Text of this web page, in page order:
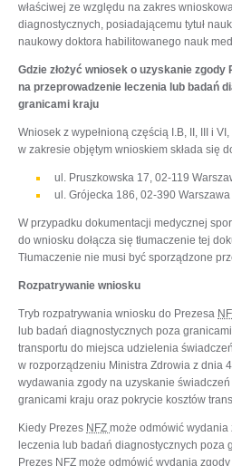
właściwej ze względu na zakres
diagnostycznych, posiadającemu tytuł
naukowy doktora habilitowanego nauk
Gdzie złożyć wniosek o uzyskanie zgody
na przeprowadzenie leczenia lub badań
granicami kraju
Wniosek z wypełnioną częścią I.B, II, III i
w zakresie objętym wnioskiem składa się
ul. Pruszkowska 17, 02-119
ul. Grójecka 186, 02-390 Warszawa
W przypadku dokumentacji medycznej
do wniosku dołącza się tłumaczenie tej
Tłumaczenie nie musi być sporządzone
Rozpatrywanie wniosku
Tryb rozpatrywania wniosku do Prezesa
lub badań diagnostycznych poza
transportu do miejsca udzielenia
w rozporządzeniu Ministra Zdrowia z dnia
wydawania zgody na uzyskanie
granicami kraju oraz pokrycie kosztów
Kiedy Prezes NFZ może odmówić
leczenia lub badań diagnostycznych poza
Prezes NFZ może odmówić wydania